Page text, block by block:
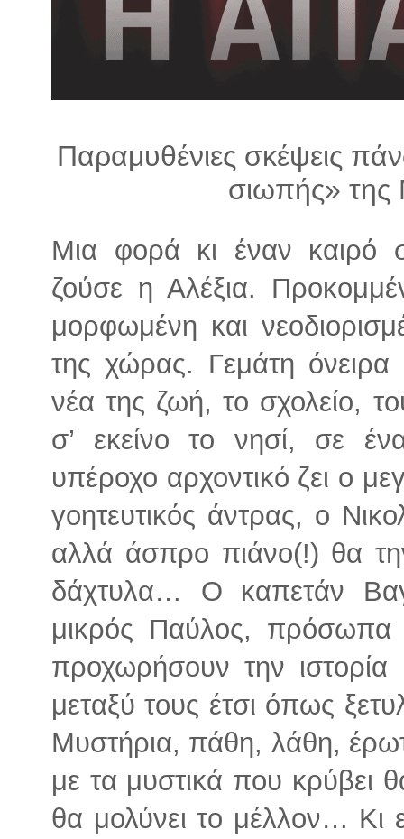
Παραμυθένιες σκέψεις
σιωπής» της
Μια φορά κι έναν καιρό
ζούσε η Αλέξια.
μορφωμένη και
της χώρας. Γεμάτη
νέα της ζωή, το σχολείο,
σ’ εκείνο το νησί, σε
υπέροχο αρχοντικό ζει ο
γοητευτικός άντρας, ο
αλλά άσπρο πιάνο(!) θα
δάχτυλα… Ο καπετάν
μικρός Παύλος,
προχωρήσουν την ιστορία
μεταξύ τους έτσι όπως
Μυστήρια, πάθη, λάθη,
με τα μυστικά που κρύβει
θα μολύνει το μέλλον… Κι